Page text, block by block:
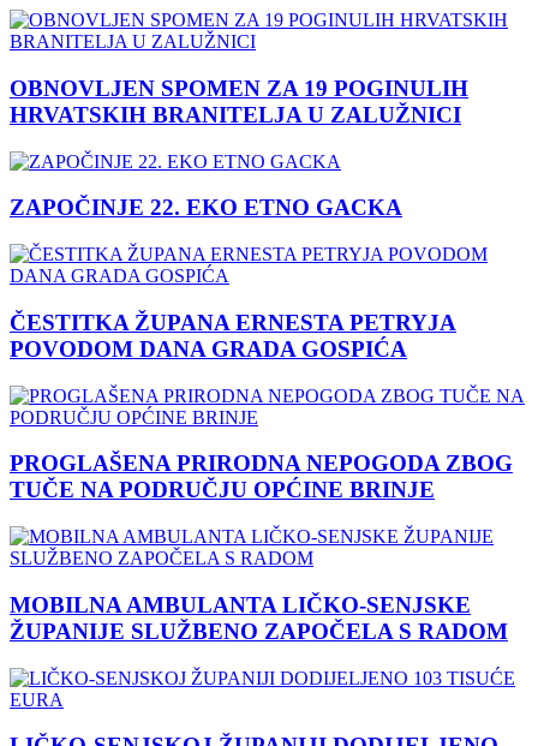
OBNOVLJEN SPOMEN ZA 19 POGINULIH
HRVATSKIH BRANITELJA U ZALUŽNICI
ZAPOČINJE 22. EKO ETNO GACKA
ČESTITKA ŽUPANA ERNESTA PETRYJA
POVODOM DANA GRADA GOSPIĆA
PROGLAŠENA PRIRODNA NEPOGODA ZBOG
TUČE NA PODRUČJU OPĆINE BRINJE
MOBILNA AMBULANTA LIČKO-SENJSKE
ŽUPANIJE SLUŽBENO ZAPOČELA S RADOM